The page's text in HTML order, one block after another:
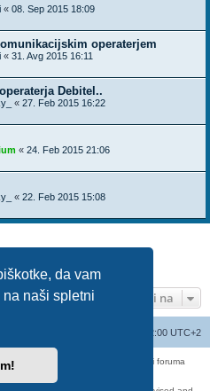
da vam
naši spletni
« 08. Sep 2015 18:09
operaterjem
« 31. Avg 2015 16:11
Debitel..
« 27. Feb 2015 16:22
« 24. Feb 2015 21:06
« 22. Feb 2015 15:08
Pojdi na
Vsi časi so UTC+02:00 UTC+2
operaterja Telemach. Administratorji foruma
s podjetjem Telemach d.o.o.
izključno njihovi avtorji.